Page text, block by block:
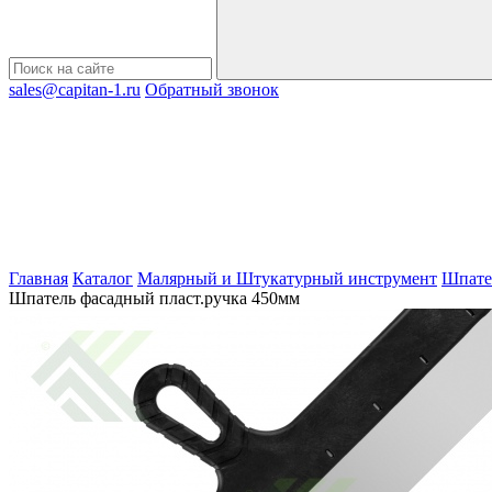
sales@capitan-1.ru Обратный звонок
Главная Каталог Малярный и Штукатурный инструмент
Шпатель фасадный пласт.ручка 450мм